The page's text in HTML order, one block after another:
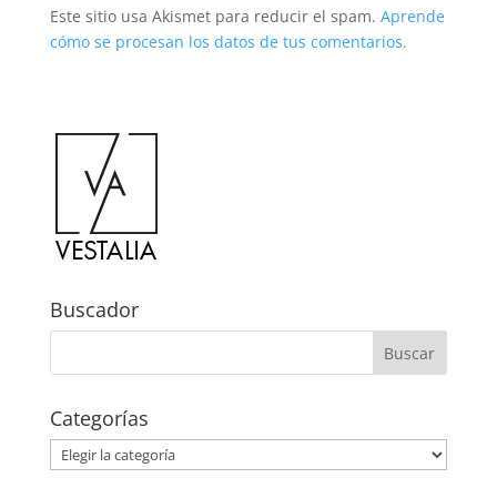
Este sitio usa Akismet para reducir el spam. Aprende
cómo se procesan los datos de tus comentarios.
Buscador
Categorías
Categorías